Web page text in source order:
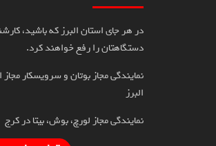
در هر جای استان البرز که باشید،
دستگاهتان را رفع خواهند کرد.
نمایندگی مجاز بوتان و سرویسکار مجاز
البرز
نمایندگی مجاز لورچ، بوش، بیتا در کرج